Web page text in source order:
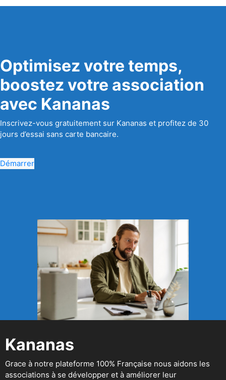
Optimisez votre temps,
boostez votre association
avec Kananas
Inscrivez-vous gratuitement sur Kananas et profitez de 30
jours d’essai sans carte bancaire.
Démarrer
Kananas
Grace à notre plateforme 100% Française nous aidons les
associations à se développer et à améliorer leur